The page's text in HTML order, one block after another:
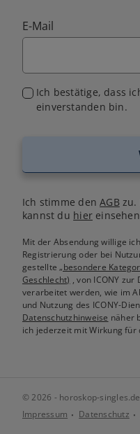
E-Mail
Ich bestätige, dass
einverstanden bin.
Ich stimme denAGB zu.
kannst du hier
Mit der Absendung willige
Registrierung oder bei
gestellte„besondere
Geschlecht) , von ICONY
verarbeitet werden, wie im
und Nutzung des ICONY-
Datenschutzhinweise näher
ich jederzeit mit Wirkung für
© 2026 - horoskop-singles.de
Impressum
Datenschutz